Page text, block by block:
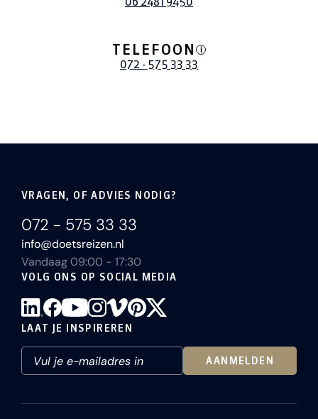
TELEFOON i
072 - 575 33 33
VRAGEN, OF ADVIES NODIG?
072 - 575 33 33
info@doetsreizen.nl
Vandaag 09:00 - 17:30
VOLG ONS OP SOCIAL MEDIA
LAAT JE INSPIREREN
AANMELDEN